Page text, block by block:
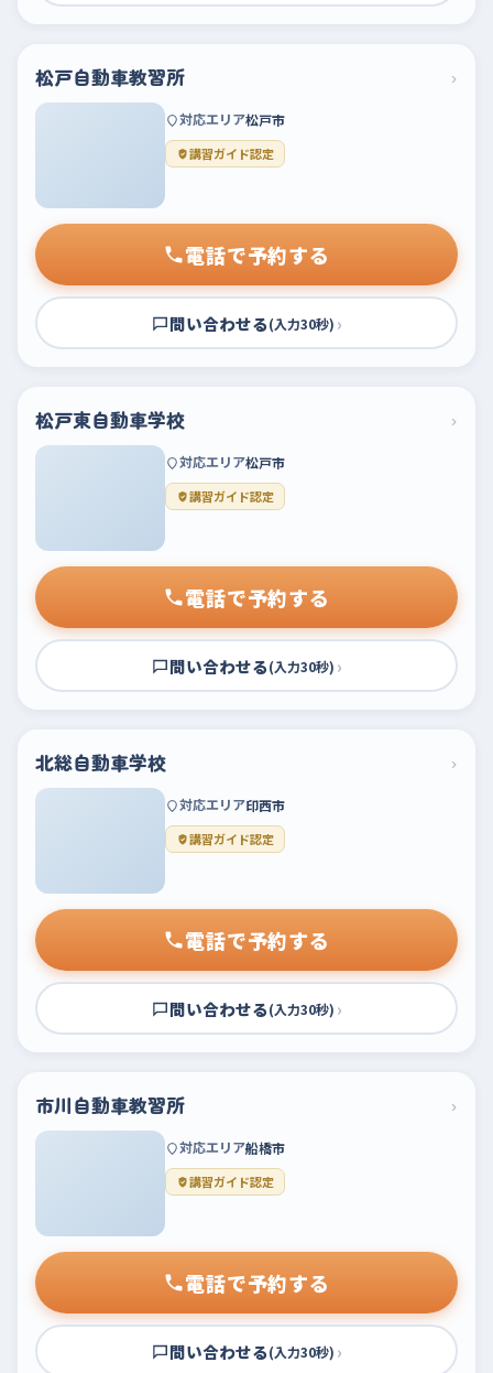
松戸自動車教習所 ›
対応エリア松戸市
講習ガイド認定
電話で予約する
問い合わせる(入力30秒) ›
松戸東自動車学校 ›
対応エリア松戸市
講習ガイド認定
電話で予約する
問い合わせる(入力30秒) ›
北総自動車学校 ›
対応エリア印西市
講習ガイド認定
電話で予約する
問い合わせる(入力30秒) ›
市川自動車教習所 ›
対応エリア船橋市
講習ガイド認定
電話で予約する
問い合わせる(入力30秒) ›